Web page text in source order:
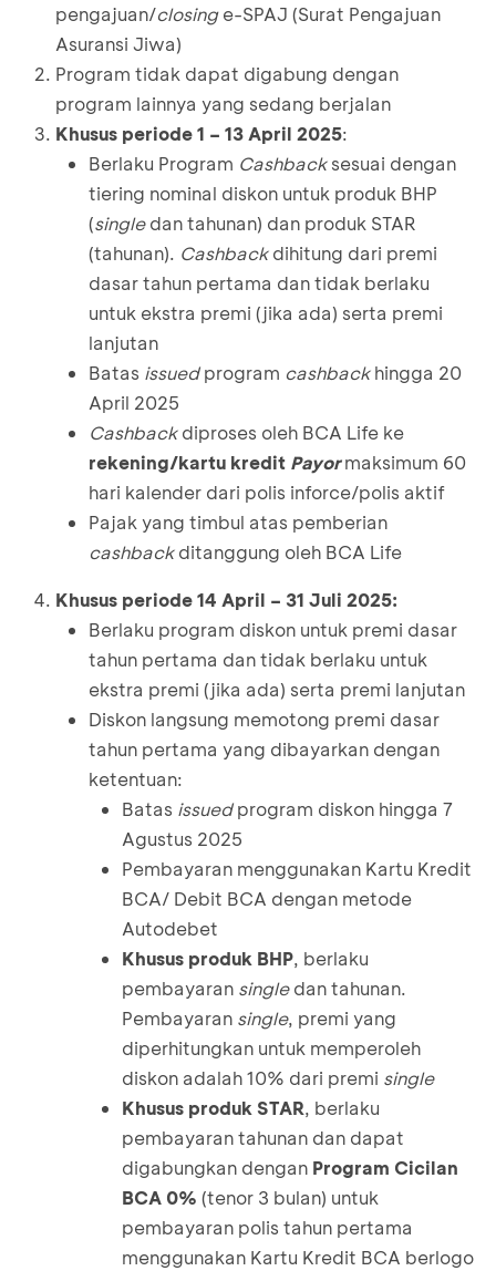
pengajuan/closinge-SPAJ (Surat Pengajuan
Asuransi Jiwa)
Program tidak dapat digabung dengan
program lainnya yang sedang berjalan
Khusus periode 1 – 13 April 2025:
Berlaku Program Cashbacksesuai dengan
tiering nominal diskon untuk produk BHP
(singledan tahunan) dan produk STAR
(tahunan). Cashbackdihitung dari premi
dasar tahun pertama dan tidak berlaku
untuk ekstra premi (jika ada) serta premi
lanjutan
Batas issuedprogram cashbackhingga 20
April 2025
Cashbackdiproses oleh BCA Life ke
rekening/kartu kredit Payormaksimum 60
hari kalender dari polis inforce/polis aktif
Pajak yang timbul atas pemberian
cashbackditanggung oleh BCA Life
Khusus periode 14 April – 31 Juli 2025:
Berlaku program diskon untuk premi dasar
tahun pertama dan tidak berlaku untuk
ekstra premi (jika ada) serta premi lanjutan
Diskon langsung memotong premi dasar
tahun pertama yang dibayarkan dengan
ketentuan:
Batas issuedprogram diskon hingga 7
Agustus 2025
Pembayaran menggunakan Kartu Kredit
BCA/ Debit BCA dengan metode
Autodebet
Khusus produk BHP, berlaku
pembayaran singledan tahunan.
Pembayaran single, premi yang
diperhitungkan untuk memperoleh
diskon adalah 10% dari premi single
Khusus produk STAR, berlaku
pembayaran tahunan dan dapat
digabungkan dengan Program Cicilan
BCA 0% (tenor 3 bulan) untuk
pembayaran polis tahun pertama
menggunakan Kartu Kredit BCA berlogo